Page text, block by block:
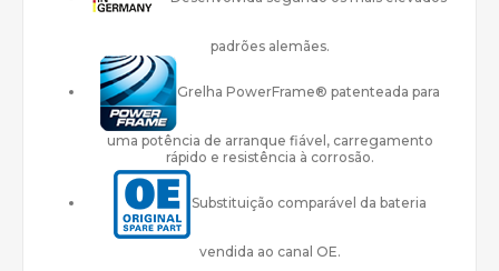
padrões alemães.
Grelha PowerFrame® patenteada para
uma potência de arranque fiável, carregamento
rápido e resistência à corrosão.
Substituição comparável da bateria
vendida ao canal OE.